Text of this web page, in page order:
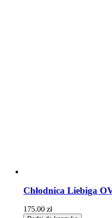
Chłodnica Liebiga
175.00 zł